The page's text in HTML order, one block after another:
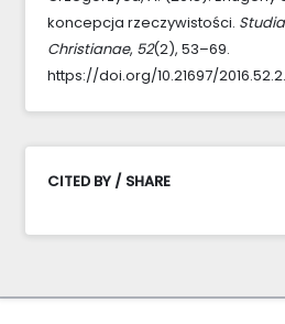
koncepcja rzeczywistości.
Christianae, 52(2), 53–69.
https://doi.org/10.21697/
CITED BY / SHARE